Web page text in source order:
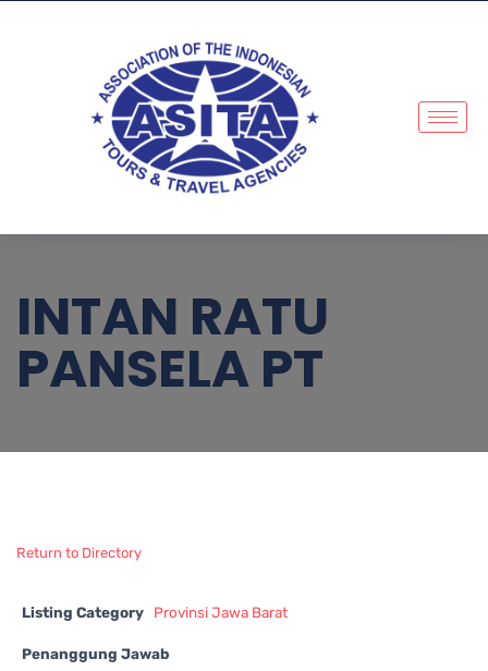
INTAN RATU
PANSELA PT
Return to Directory
Listing Category Provinsi Jawa Barat
Penanggung Jawab